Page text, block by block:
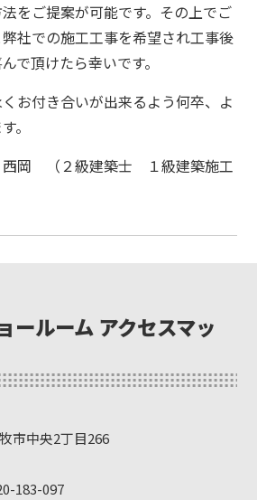
をご提案が可能です。 その上でご
社での施工工事を希望され工事後
で頂けたら幸いです。
お付き合いが出来るよう何卒、よ
。
岡 （２級建築士 １級建築施工
ールーム アクセスマッ
市中央2丁目266
183-097